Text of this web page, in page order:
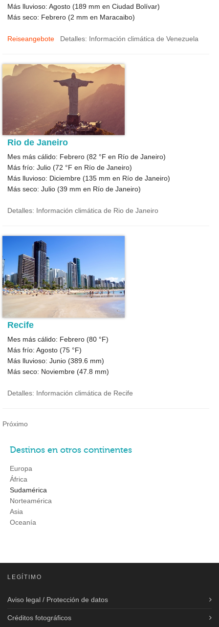
Más lluvioso: Agosto (189 mm en Ciudad Bolívar)
Más seco: Febrero (2 mm en Maracaibo)
Reiseangebote Detalles: Información climática de Venezuela
Rio de Janeiro
Mes más cálido: Febrero (82 °F en Río de Janeiro)
Más frío: Julio (72 °F en Río de Janeiro)
Más lluvioso: Diciembre (135 mm en Río de Janeiro)
Más seco: Julio (39 mm en Río de Janeiro)
Detalles: Información climática de Rio de Janeiro
Recife
Mes más cálido: Febrero (80 °F)
Más frío: Agosto (75 °F)
Más lluvioso: Junio (389.6 mm)
Más seco: Noviembre (47.8 mm)
Detalles: Información climática de Recife
Próximo
Destinos en otros continentes
Europa
África
Sudamérica
Norteamérica
Asia
Oceanía
LEGÍTIMO
Aviso legal / Protección de datos
Créditos fotográficos